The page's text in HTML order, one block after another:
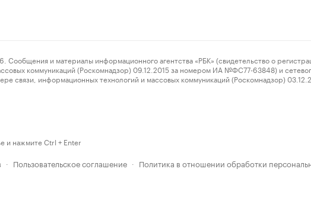
и материалы информационного агентства «РБК» (свидетельство о
коммуникаций (Роскомнадзор) 09.12.2015 за номером ИА №ФС77-63848) и
связи, информационных технологий и массовых коммуникаций (Роскомнадзор)
и нажмите Ctrl + Enter
· Пользовательское соглашение · Политика в отношении обработки